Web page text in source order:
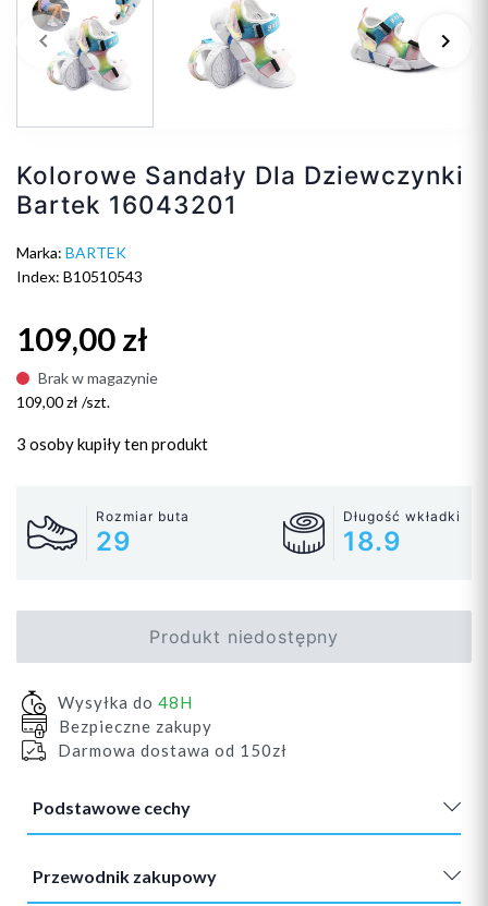
Poprzedni
keyboard_arrow_left keyboard_arrow_right
Kolorowe Sandały Dla Dziewczynki
Bartek 16043201
Marka: BARTEK
Index: B10510543
109,00 zł
Brak w magazynie
109,00 zł /szt.
3 osobykupiły ten produkt
Rozmiar buta
29
Długość wkładki
18.9
Produkt niedostępny
Wysyłka do 48H
Bezpieczne zakupy
Darmowa dostawa od 150zł
Podstawowe cechy
Przewodnik zakupowy